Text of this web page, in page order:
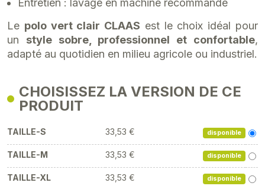
Entretien : lavage en machine recommandé
Le polo vert clair CLAAS est le choix idéal pour
un style sobre, professionnel et confortable,
adapté au quotidien en milieu agricole ou industriel.
CHOISISSEZ LA VERSION DE CE
PRODUIT
TAILLE-S 33,53 € disponible
TAILLE-M 33,53 € disponible
TAILLE-XL 33,53 € disponible